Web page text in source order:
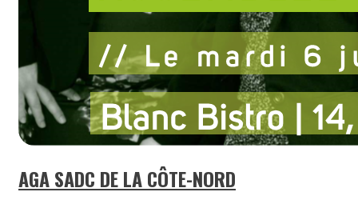
AGA SADC DE LA CÔTE-NORD